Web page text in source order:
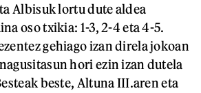
Albisuk lortu dute aldea
oso txikia: 1-3, 2-4 eta 4-5.
gehiago izan direla jokoan
hori ezin izan dutela
beste, Altuna III.aren eta